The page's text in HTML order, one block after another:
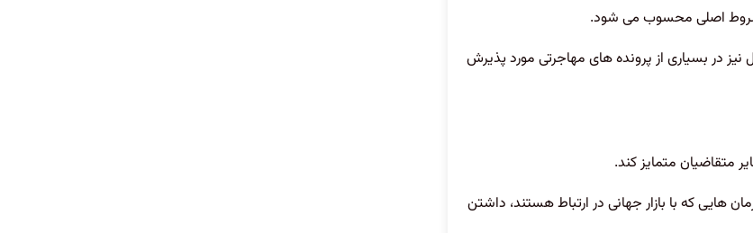
شروط اصلی محسوب می شود.
در بسیاری از پرونده های مهاجرتی مورد پذیرش
متقاضیان متمایز کند.
هایی که با بازار جهانی در ارتباط هستند، داشتن